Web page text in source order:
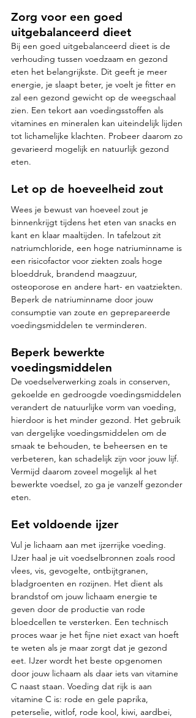
Zorg voor een goed
uitgebalanceerd dieet
Bij een goed uitgebalanceerd dieet is de
verhouding tussen voedzaam en gezond
eten het belangrijkste. Dit geeft je meer
energie, je slaapt beter, je voelt je fitter en
zal een gezond gewicht op de weegschaal
zien. Een tekort aan voedingsstoffen als
vitamines en mineralen kan uiteindelijk lijden
tot lichamelijke klachten. Probeer daarom zo
gevarieerd mogelijk en natuurlijk gezond
eten.
Let op de hoeveelheid zout
Wees je bewust van hoeveel zout je
binnenkrijgt tijdens het eten van snacks en
kant en klaar maaltijden. In tafelzout zit
natriumchloride, een hoge natriuminname is
een risicofactor voor ziekten zoals hoge
bloeddruk, brandend maagzuur,
osteoporose en andere hart- en vaatziekten.
Beperk de natriuminname door jouw
consumptie van zoute en geprepareerde
voedingsmiddelen te verminderen.
Beperk bewerkte
voedingsmiddelen
De voedselverwerking zoals in conserven,
gekoelde en gedroogde voedingsmiddelen
verandert de natuurlijke vorm van voeding,
hierdoor is het minder gezond. Het gebruik
van dergelijke voedingsmiddelen om de
smaak te behouden, te beheersen en te
verbeteren, kan schadelijk zijn voor jouw lijf.
Vermijd daarom zoveel mogelijk al het
bewerkte voedsel, zo ga je vanzelf gezonder
eten.
Eet voldoende ijzer
Vul je lichaam aan met ijzerrijke voeding.
IJzer haal je uit voedselbronnen zoals rood
vlees, vis, gevogelte, ontbijtgranen,
bladgroenten en rozijnen. Het dient als
brandstof om jouw lichaam energie te
geven door de productie van rode
bloedcellen te versterken. Een technisch
proces waar je het fijne niet exact van hoeft
te weten als je maar zorgt dat je gezond
eet. IJzer wordt het beste opgenomen
door jouw lichaam als daar iets van vitamine
C naast staan. Voeding dat rijk is aan
vitamine C is: rode en gele paprika,
peterselie, witlof, rode kool, kiwi, aardbei,